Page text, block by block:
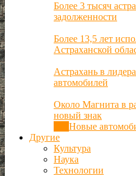
Более 3 тысяч
задолженности
Более 13,5 лет
Астраханской
Астрахань в
автомобилей
Около Магнита в
новый знак
Новые
Другие
Культура
Наука
Технологии